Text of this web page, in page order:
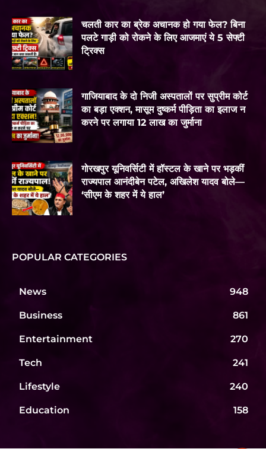
चलती कार का ब्रेक अचानक हो गया फेल? बिना
पलटे गाड़ी को रोकने के लिए आजमाएं ये 5 सेफ्टी
ट्रिक्स
गाजियाबाद के दो निजी अस्पतालों पर सुप्रीम कोर्ट
का बड़ा एक्शन, मासूम दुष्कर्म पीड़िता का इलाज न
करने पर लगाया 12 लाख का जुर्माना
गोरखपुर यूनिवर्सिटी में हॉस्टल के खाने पर भड़कीं
राज्यपाल आनंदीबेन पटेल, अखिलेश यादव बोले—
‘सीएम के शहर में ये हाल’
POPULAR CATEGORIES
News 948
Business 861
Entertainment 270
Tech 241
Lifestyle 240
Education 158